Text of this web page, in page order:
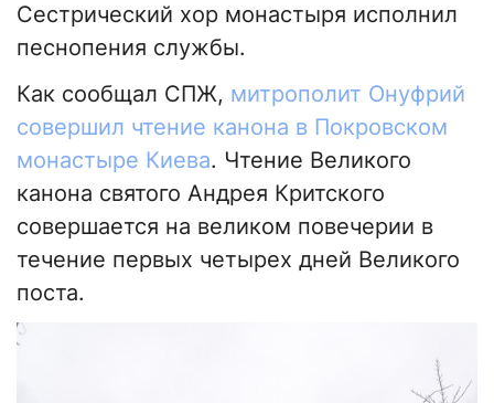
Сестрический хор монастыря исполнил
песнопения службы.
Как сообщал СПЖ, митрополит Онуфрий
совершил чтение канона в Покровском
монастыре Киева. Чтение Великого
канона святого Андрея Критского
совершается на великом повечерии в
течение первых четырех дней Великого
поста.